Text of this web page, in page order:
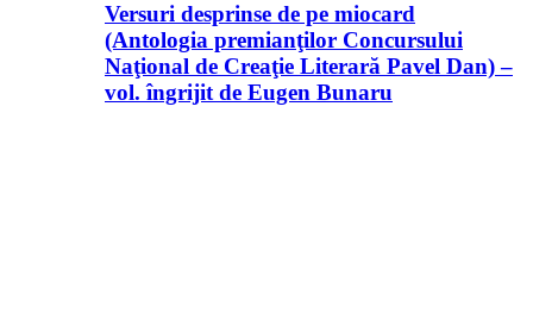
Versuri desprinse de pe miocard
(Antologia premianţilor Concursului
Naţional de Creaţie Literară Pavel Dan) –
vol. îngrijit de Eugen Bunaru